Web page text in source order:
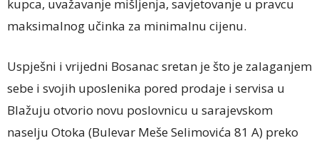
kupca, uvažavanje mišljenja, savjetovanje u pravcu
maksimalnog učinka za minimalnu cijenu.
Uspješni i vrijedni Bosanac sretan je što je zalaganjem
sebe i svojih uposlenika pored prodaje i servisa u
Blažuju otvorio novu poslovnicu u sarajevskom
naselju Otoka (Bulevar Meše Selimovića 81 A) preko